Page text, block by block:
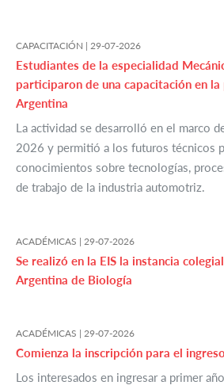
CAPACITACIÓN | 29-07-2026
Estudiantes de la especialidad
participaron de una capacitación en
Argentina
La actividad se desarrolló en el marco
2026 y permitió a los futuros técnicos
conocimientos sobre tecnologías,
de trabajo de la industria automotriz.
ACADÉMICAS | 29-07-2026
Se realizó en la EIS la instancia
Argentina de Biología
ACADÉMICAS | 29-07-2026
Comienza la inscripción para el
Los interesados en ingresar a primer